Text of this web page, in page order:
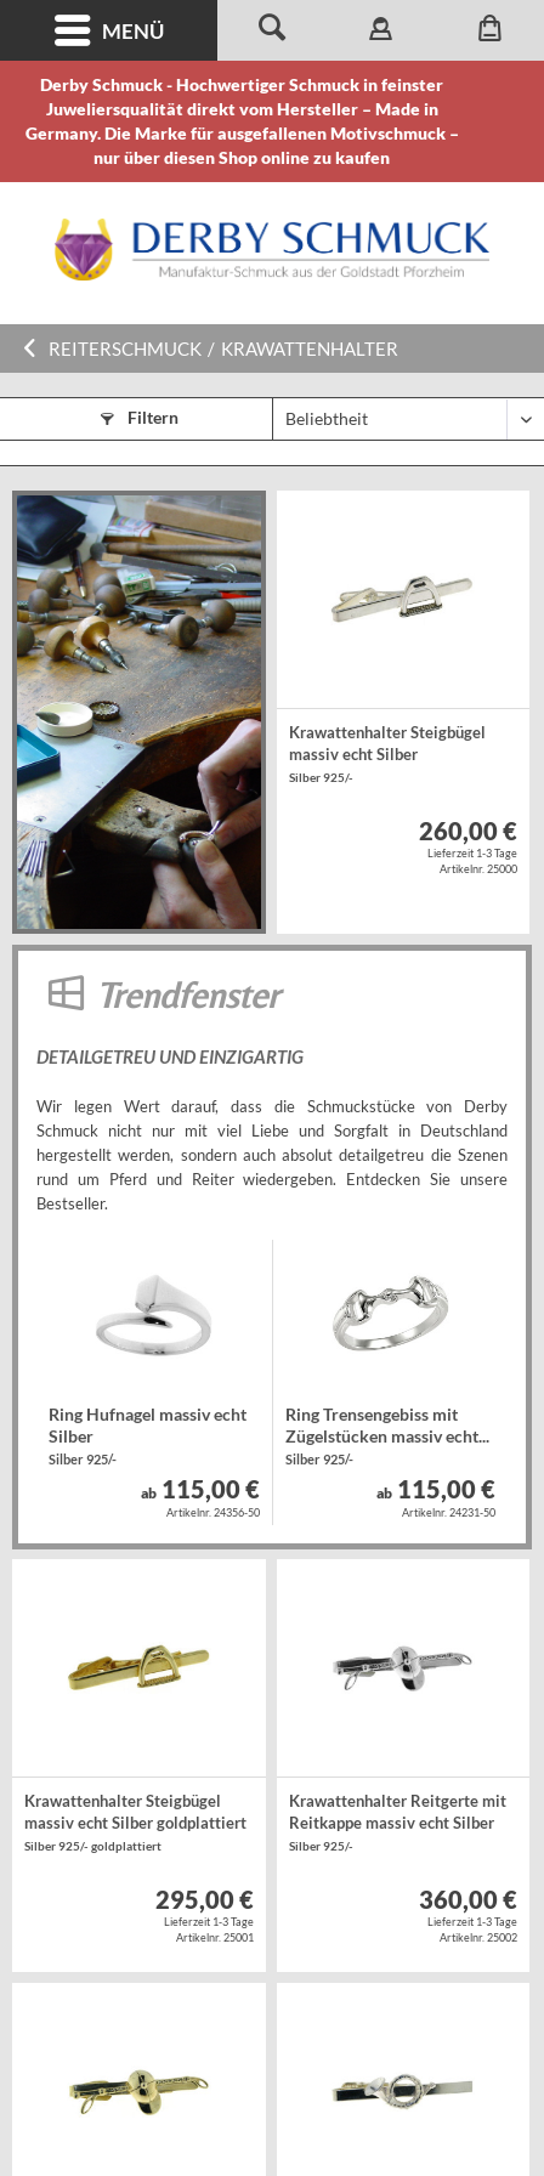
Derby Schmuck - Hochwertiger Schmuck in feinster
Juweliersqualität direkt vom Hersteller – Made in
Germany. Die Marke für ausgefallenen Motivschmuck –
nur über diesen Shop online zu kaufen
MENÜ
REITERSCHMUCK / KRAWATTENHALTER
Filtern
Trendfenster
DETAILGETREU UND EINZIGARTIG
Wir legen Wert darauf, dass die Schmuckstücke von Derby
Schmuck nicht nur mit viel Liebe und Sorgfalt in Deutschland
hergestellt werden, sondern auch absolut detailgetreu die Szenen
rund um Pferd und Reiter wiedergeben. Entdecken Sie unsere
Bestseller.
Ring Hufnagel massiv echt
Silber
Silber 925/-
ab115,00 €
Artikelnr. 24356-50
Ring Trensengebiss mit
Zügelstücken massiv echt...
Silber 925/-
ab 115,00 €
Artikelnr. 24231-50
Krawattenhalter Steigbügel
massiv echt Silber
Silber 925/-
260,00 €
Lieferzeit 1-3 Tage
Artikelnr. 25000
Krawattenhalter Steigbügel
massiv echt Silber goldplattiert
Silber 925/- goldplattiert
295,00 €
Lieferzeit 1-3 Tage
Artikelnr. 25001
Krawattenhalter Reitgerte mit
Reitkappe massiv echt Silber
Silber 925/-
360,00 €
Lieferzeit 1-3 Tage
Artikelnr. 25002